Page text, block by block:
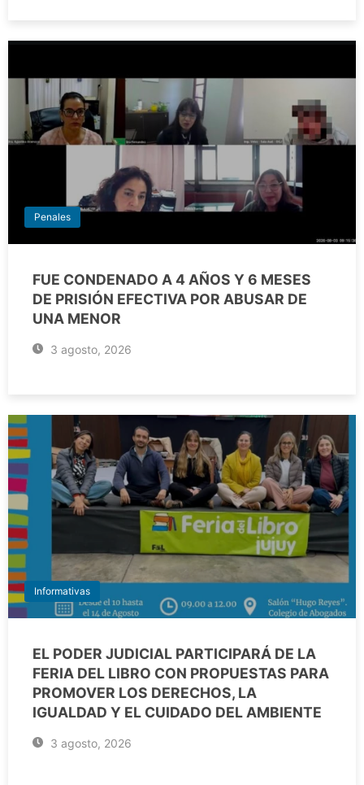
Penales
FUE CONDENADO A 4 AÑOS Y 6 MESES
DE PRISIÓN EFECTIVA POR ABUSAR DE
UNA MENOR
3 agosto, 2026
Informativas
EL PODER JUDICIAL PARTICIPARÁ DE LA
FERIA DEL LIBRO CON PROPUESTAS PARA
PROMOVER LOS DERECHOS, LA
IGUALDAD Y EL CUIDADO DEL AMBIENTE
3 agosto, 2026